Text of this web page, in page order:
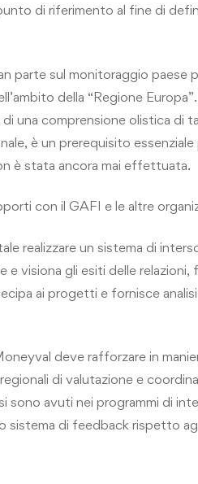
di riferimento al fine di
parte sul monitoraggio paese
della “Regione
una comprensione olistica di
è un prerequisito
è stata ancora mai effettuata.
con il GAFI e le altre
realizzare un sistema di
e visiona gli esiti delle relazioni,
ai progetti e fornisce
deve rafforzare in
di valutazione e
sono avuti nei programmi di
sistema di feedback rispetto